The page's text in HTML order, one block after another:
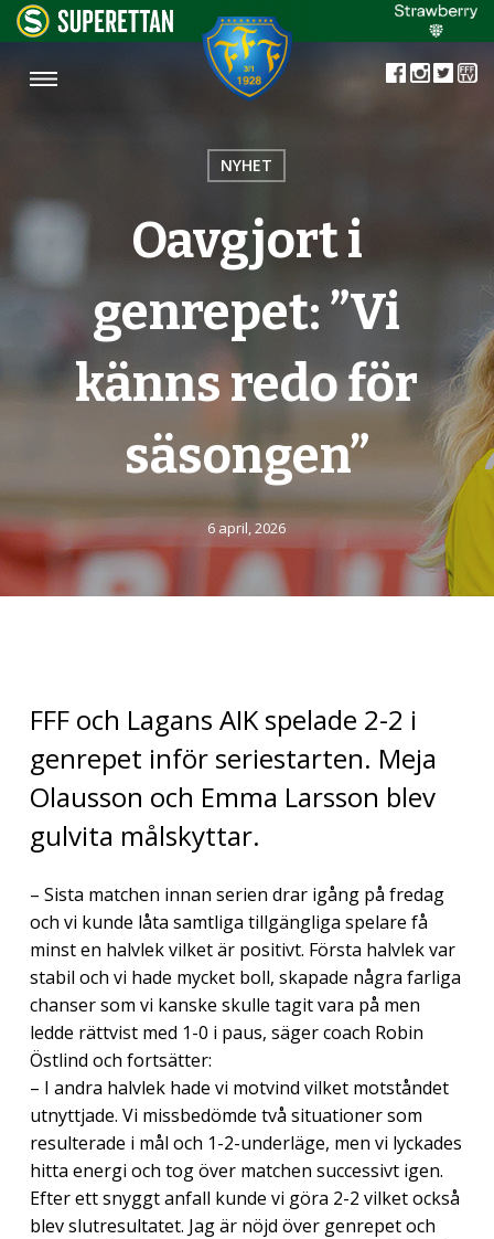
NYHET
Oavgjort i
genrepet: ”Vi
känns redo för
säsongen”
6 april, 2026
FFF och Lagans AIK spelade 2-2 i
genrepet inför seriestarten. Meja
Olausson och Emma Larsson blev
gulvita målskyttar.
– Sista matchen innan serien drar igång på fredag
och vi kunde låta samtliga tillgängliga spelare få
minst en halvlek vilket är positivt. Första halvlek var
stabil och vi hade mycket boll, skapade några farliga
chanser som vi kanske skulle tagit vara på men
ledde rättvist med 1-0 i paus, säger coach Robin
Östlind och fortsätter:
– I andra halvlek hade vi motvind vilket motståndet
utnyttjade. Vi missbedömde två situationer som
resulterade i mål och 1-2-underläge, men vi lyckades
hitta energi och tog över matchen successivt igen.
Efter ett snyggt anfall kunde vi göra 2-2 vilket också
blev slutresultatet. Jag är nöjd över genrepet och